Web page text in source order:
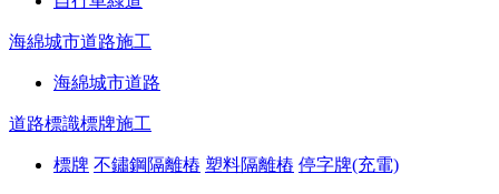
海綿城市道路施工
海綿城市道路
道路標識標牌施工
標牌 不鏽鋼隔離樁 塑料隔離樁 停字牌(充電)